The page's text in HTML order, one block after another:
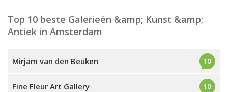
Top 10 beste Galerieën &amp; Kunst &amp;
Antiek in Amsterdam
Mirjam van den Beuken 10
Fine Fleur Art Gallery 10